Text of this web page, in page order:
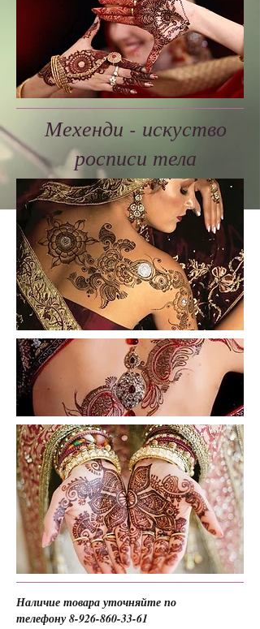
Мехенди - искуство
росписи тела
Наличие товара уточняйте по
телефону8-926-860-33-61